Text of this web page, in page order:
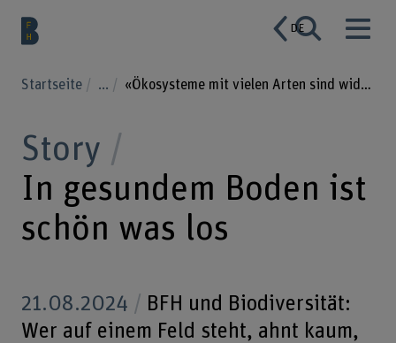
DE
Startseite ... «Ökosysteme mit vielen Arten sind widerstandsfähiger»
Story
In gesundem Boden ist
schön was los
21.08.2024
BFH und Biodiversität:
Wer auf einem Feld steht, ahnt kaum,